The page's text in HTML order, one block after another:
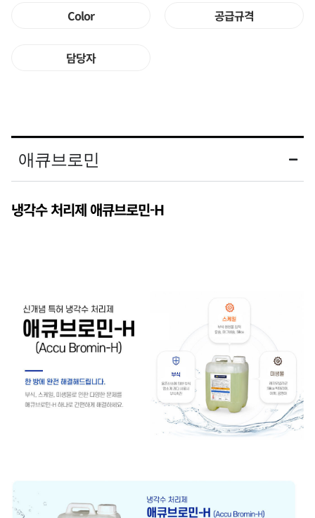
Color 공급규격
담당자
애큐브로민
냉각수 처리제 애큐브로민-H